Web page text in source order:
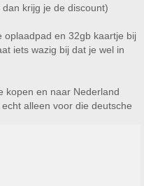
krijg je de discount)
oplaadpad en 32gb kaartje bij
iets wazig bij dat je wel in
kopen en naar Nederland
alleen voor die deutsche